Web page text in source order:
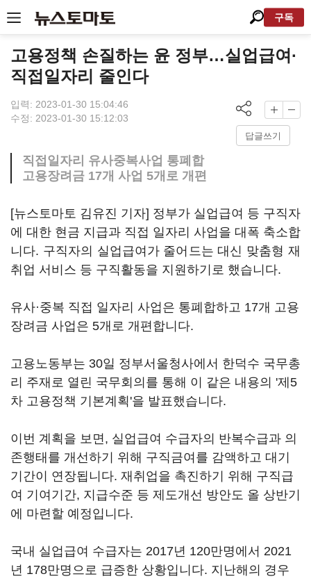
구독
고용정책 손질하는 윤 정부…실업급여·
직접일자리 줄인다
입력: 2023-01-30 15:04:46
수정: 2023-01-30 15:12:03
답글쓰기
직접일자리 유사중복사업 통폐합
고용장려금 17개 사업 5개로 개편
[뉴스토마토 김유진 기자] 정부가 실업급여 등 구직자
에 대한 현금 지급과 직접 일자리 사업을 대폭 축소합
니다. 구직자의 실업급여가 줄어드는 대신 맞춤형 재
취업 서비스 등 구직활동을 지원하기로 했습니다.
유사·중복 직접 일자리 사업은 통폐합하고 17개 고용
장려금 사업은 5개로 개편합니다.
고용노동부는 30일 정부서울청사에서 한덕수 국무총
리 주재로 열린 국무회의를 통해 이 같은 내용의 '제5
차 고용정책 기본계획'을 발표했습니다.
이번 계획을 보면, 실업급여 수급자의 반복수급과 의
존행태를 개선하기 위해 구직금여를 감액하고 대기
기간이 연장됩니다. 재취업을 촉진하기 위해 구직급
여 기여기간, 지급수준 등 제도개선 방안도 올 상반기
에 마련할 예정입니다.
국내 실업급여 수급자는 2017년 120만명에서 2021
년 178만명으로 급증한 상황입니다. 지난해의 경우